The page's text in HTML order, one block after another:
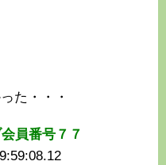
た・・・
員番号７７